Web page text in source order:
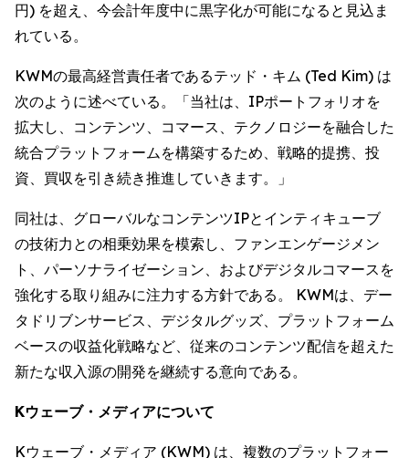
円) を超え、今会計年度中に黒字化が可能になると見込ま
れている。
KWMの最高経営責任者であるテッド・キム (Ted Kim) は
次のように述べている。「当社は、IPポートフォリオを
拡大し、コンテンツ、コマース、テクノロジーを融合した
統合プラットフォームを構築するため、戦略的提携、投
資、買収を引き続き推進していきます。」
同社は、グローバルなコンテンツIPとインティキューブ
の技術力との相乗効果を模索し、ファンエンゲージメン
ト、パーソナライゼーション、およびデジタルコマースを
強化する取り組みに注力する方針である。 KWMは、デー
タドリブンサービス、デジタルグッズ、プラットフォーム
ベースの収益化戦略など、従来のコンテンツ配信を超えた
新たな収入源の開発を継続する意向である。
Kウェーブ・メディアについて
Kウェーブ・メディア (KWM) は、複数のプラットフォー